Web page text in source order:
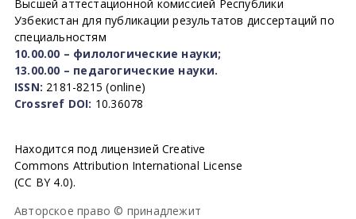
Высшей аттестационной комиссией Республики
Узбекистан для публикации результатов диссертаций по
специальностям
10.00.00 – филологические науки;
13.00.00 – педагогические науки.
ISSN: 2181-8215 (online)
Crossref DOI: 10.36078
Находится под лицензией Creative
Commons Attribution International License
(CC BY 4.0).
Авторское право © принадлежит